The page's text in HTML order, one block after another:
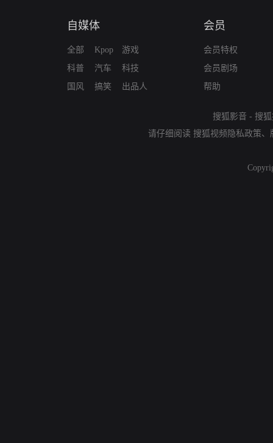
自媒体
全部
科普
国风
Kpop
汽车
搞笑
游戏
科技
出品人
会员
会员特权
会员剧场
帮助
搜狐影音 - 搜
请仔细阅读 搜狐视频隐私政策、